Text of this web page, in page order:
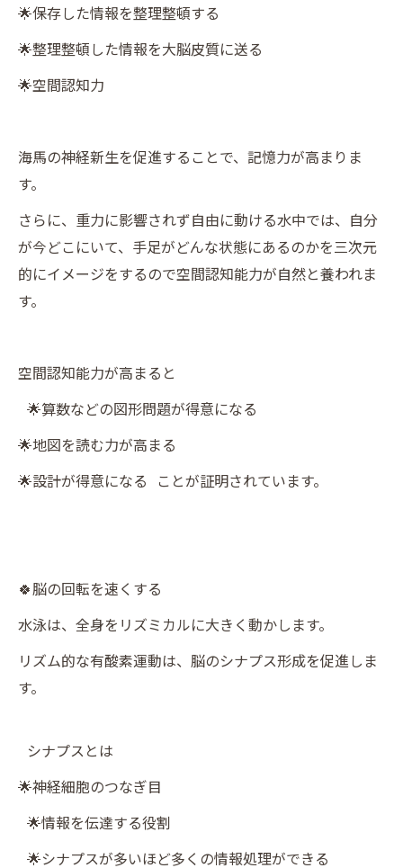
🌟保存した情報を整理整頓する
🌟整理整頓した情報を大脳皮質に送る
🌟空間認知力
海馬の神経新生を促進することで、記憶力が高まりま
す。
さらに、重力に影響されず自由に動ける水中では、自分
が今どこにいて、手足がどんな状態にあるのかを三次元
的にイメージをするので空間認知能力が自然と養われま
す。
空間認知能力が高まると
🌟算数などの図形問題が得意になる
🌟地図を読む力が高まる
🌟設計が得意になる ことが証明されています。
🍀脳の回転を速くする
水泳は、全身をリズミカルに大きく動かします。
リズム的な有酸素運動は、脳のシナプス形成を促進しま
す。
シナプスとは
🌟神経細胞のつなぎ目
🌟情報を伝達する役割
🌟シナプスが多いほど多くの情報処理ができる